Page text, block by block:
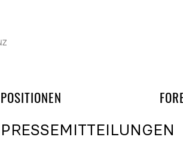
POSITIONEN
PRESSEMITTEILUNGEN